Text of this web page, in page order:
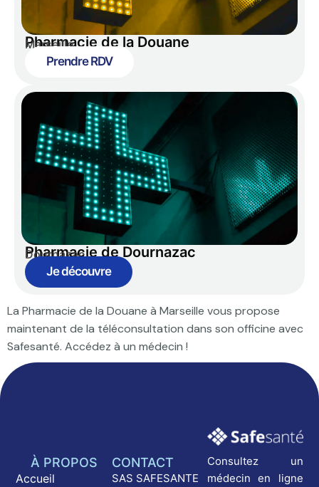
Pharmacie de la Douane
Marseille
Prendre RDV
Pharmacie de Dournazac
Dournazac
Je découvre
La Pharmacie de la Douane à Marseille vous propose
maintenant de la téléconsultation dans son officine avec
Safesanté. Accédez à un médecin !
Consultez un
médecin en ligne
CONTACT
SAS SAFESANTE
À PROPOS
Accueil